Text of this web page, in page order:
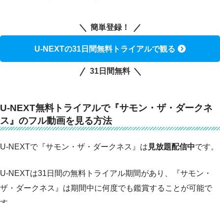
簡単登録！
U-NEXTの31日間無料トライアルで観る
31日間無料
U-NEXT無料トライアルで『サモン・ザ・ダークネ
ス』のフル動画を見る方法
U-NEXTで『サモン・ザ・ダークネス』は 見放題配信中です。
U-NEXTは31日間の無料トライアル期間があり、『サモン・
ザ・ダークネス』は期間中に何度でも鑑賞することが可能で